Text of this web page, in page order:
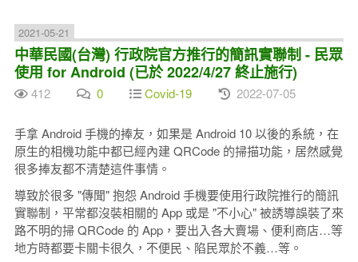
2021-05-21
中華民國(台灣) 行政院官方推行的簡訊實聯制 - 民眾
使用 for Android (已於 2022/4/27 終止施行)
412 0 Covid-19 2022-07-05
手拿 Android 手機的捧友，如果是 Android 10 以後的系統，在
原生的相機功能中都已經內建 QRCode 的掃描功能，居然感覺
很多捧友都不清楚這件事情。
導致於很多 "傳聞" 抱怨 Android 手機要使用行政院推行的簡訊
實聯制，平常都沒裝相關的 App 或是 "不小心" 被誘導誤裝了來
路不明的掃 QRCode 的 App，要出入各大賣場、便利商店…等
地方時都要卡關卡很久，不便民、陷民眾於不義…等。